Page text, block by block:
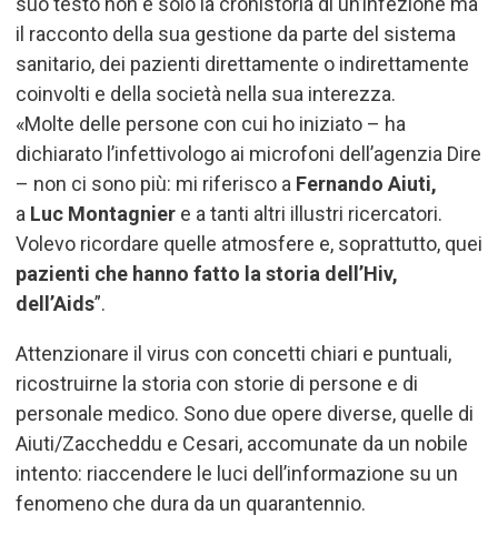
il racconto della sua gestione da parte del sistema
sanitario, dei pazienti direttamente o indirettamente
coinvolti e della società nella sua interezza.
«Molte delle persone con cui ho iniziato – ha
dichiarato l’infettivologo ai microfoni dell’agenzia Dire
– non ci sono più: mi riferisco a Fernando Aiuti,
a Luc Montagniere a tanti altri illustri ricercatori.
Volevo ricordare quelle atmosfere e, soprattutto, quei
pazienti che hanno fatto la storia dell ’Hiv,
dell ’Aids”.
Attenzionare il virus con concetti chiari e puntuali,
ricostruirne la storia con storie di persone e di
personale medico. Sono due opere diverse, quelle di
Aiuti/Zaccheddu e Cesari, accomunate da un nobile
intento: riaccendere le luci dell’informazione su un
fenomeno che dura da un quarantennio.